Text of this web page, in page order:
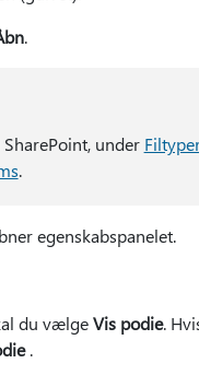
.
under
.
egenskabspanelet.
du vælgeVis podie.
.